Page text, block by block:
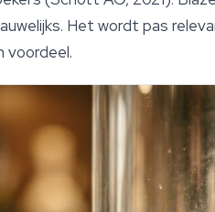
Het wordt pas
voordeel.